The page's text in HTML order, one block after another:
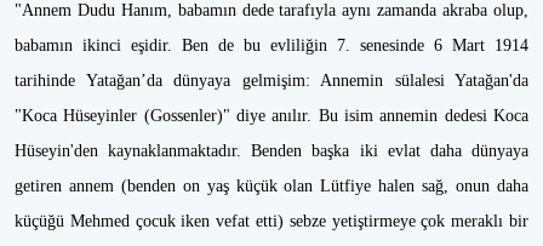
"Annem Dudu Hanım, babamın dede tarafıyla aynı zamanda akraba olup,
babamın ikinci eşidir. Ben de bu evliliğin 7. senesinde 6 Mart 1914
tarihinde Yatağan’da dünyaya gelmişim: Annemin sülalesi Yatağan'da
"Koca Hüseyinler (Gossenler)" diye anılır. Bu isim annemin dedesi Koca
Hüseyin'den kaynaklanmaktadır. Benden başka iki evlat daha dünyaya
getiren annem (benden on yaş küçük olan Lütfiye halen sağ, onun daha
küçüğü Mehmed çocuk iken vefat etti) sebze yetiştirmeye çok meraklı bir